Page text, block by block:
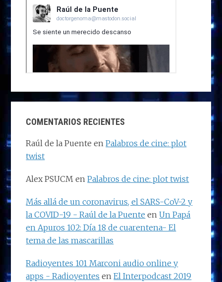
COMENTARIOS RECIENTES
Raúl de la Puente enPalabros de cine: plot
twist
Alex PSUCM enPalabros de cine: plot twist
Más allá de un coronavirus, el SARS-CoV-2 y
la COVID-19 - Raúl de la Puente enUn Papá
en Apuros 102: Día 18 de cuarentena- El
tema de las mascarillas
Radioyentes 101 Marconi audio online y
apps - Radioyentes enEl Interpodcast 2019